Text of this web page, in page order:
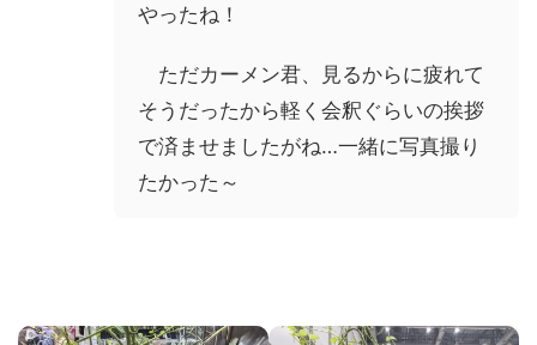
やったね！
ただカーメン君、見るからに疲れて
そうだったから軽く会釈ぐらいの挨拶
で済ませましたがね…一緒に写真撮り
たかった～